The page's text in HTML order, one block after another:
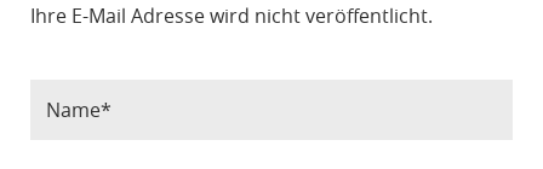
Ihre E-Mail Adresse wird nicht veröffentlicht.